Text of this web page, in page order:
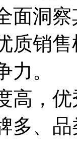
洞察
优质销
力。
，
、